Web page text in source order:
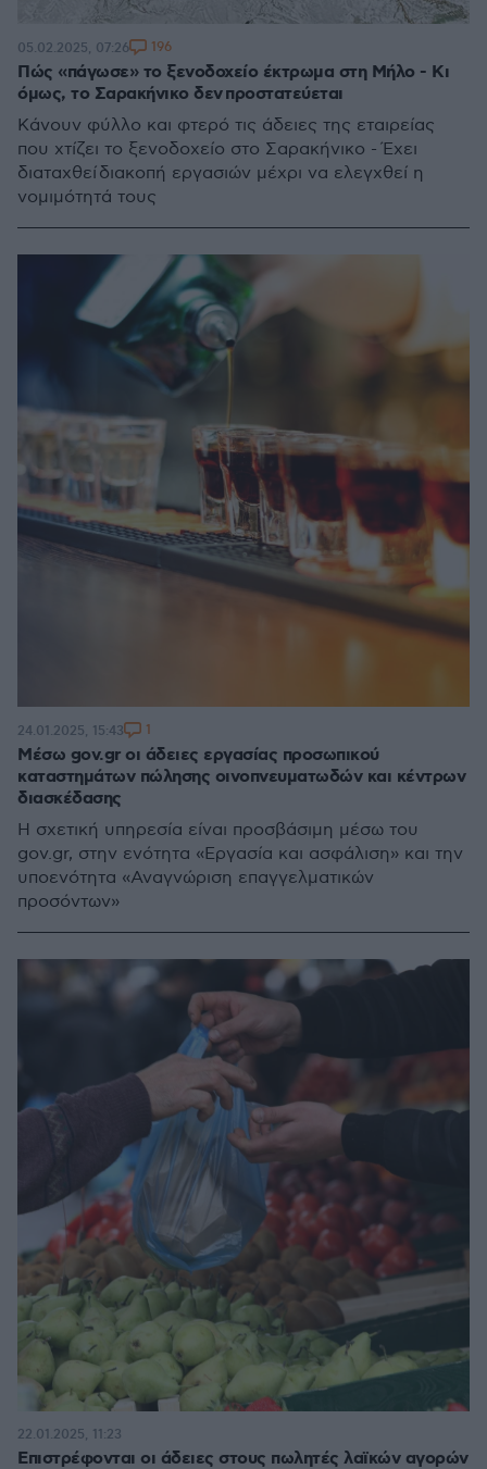
Πώς «πάγωσε» το ξενοδοχείο έκτρωμα στη Μήλο - Κι
όμως, το Σαρακήνικο δεν προστατεύεται
Κάνουν φύλλο και φτερό τις άδειες της εταιρείας
που χτίζει το ξενοδοχείο στο Σαρακήνικο - Έχει
διαταχθεί διακοπή εργασιών μέχρι να ελεγχθεί η
νομιμότητά τους
05.02.2025, 07:26 196
Μέσω gov.gr οι άδειες εργασίας προσωπικού
καταστημάτων πώλησης οινοπνευματωδών και κέντρων
διασκέδασης
Η σχετική υπηρεσία είναι προσβάσιμη μέσω του
gov.gr, στην ενότητα «Εργασία και ασφάλιση» και την
υποενότητα «Αναγνώριση επαγγελματικών
προσόντων»
24.01.2025, 15:43 1
Επιστρέφονται οι άδειες στους πωλητές λαϊκών αγορών
22.01.2025, 11:23